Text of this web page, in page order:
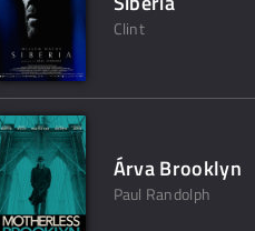
Clint
Árva Brooklyn
Paul Randolph